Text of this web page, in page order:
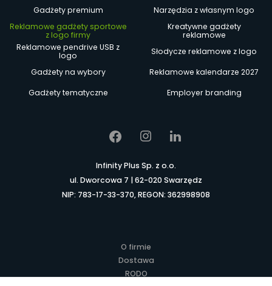
Gadżety premium
Narzędzia z własnym logo
Reklamowe gadżety sportowe
z logo firmy
Kreatywne gadżety
reklamowe
Reklamowe pendrive USB z
logo
Słodycze reklamowe z logo
Gadżety na wybory
Reklamowe kalendarze 2027
Gadżety tematyczne
Employer branding
Infinity Plus Sp. z o.o.
ul. Dworcowa 7 | 62-020 Swarzędz
NIP: 783-17-33-370, REGON: 362998908
O firmie
Dostawa
RODO